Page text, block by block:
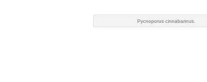
Pycnoporus cinnabarinus.